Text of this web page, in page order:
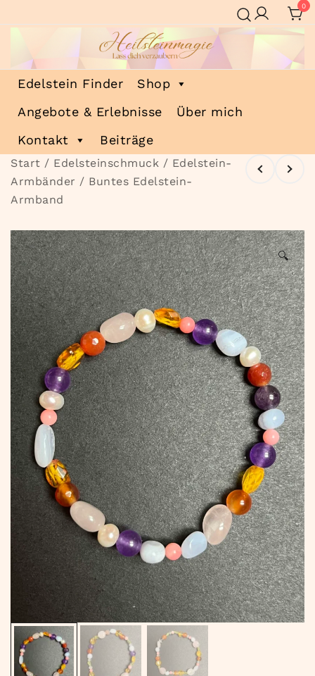
Inhalt
0
Heilsteinmagie
Lass dich verzaubern
Edelstein Finder
Shop
Angebote & Erlebnisse
Über mich
Kontakt
Beiträge
Start / Edelsteinschmuck / Edelstein-
Armbänder / Buntes Edelstein-
Armband
🔍